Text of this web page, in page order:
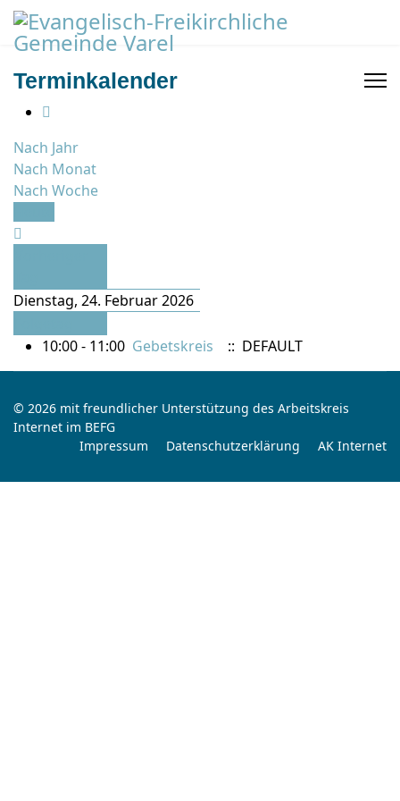
Terminkalender
Nach Jahr
Nach Monat
Nach Woche
Dienstag, 24. Februar 2026
10:00 - 11:00 Gebetskreis :: DEFAULT
© 2026 mit freundlicher Unterstützung des Arbeitskreis
Internet im BEFG
Impressum
Datenschutzerklärung AK Internet